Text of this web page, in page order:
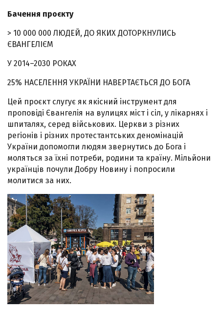
Бачення проєкту
> 10 000 000 ЛЮДЕЙ, ДО ЯКИХ ДОТОРКНУЛИСЬ
ЄВАНГЕЛІЄМ
У 2014–2030 РОКАХ
25% НАСЕЛЕННЯ УКРАЇНИ НАВЕРТАЄТЬСЯ ДО БОГА
Цей проєкт слугує як якісний інструмент для
проповіді Євангелія на вулицях міст і сіл, у лікарнях і
шпиталях, серед військових. Церкви з різних
регіонів і різних протестантських деномінацій
України допомогли людям звернутись до Бога і
моляться за їхні потреби, родини та країну. Мільйони
українців почули Добру Новину і попросили
молитися за них.